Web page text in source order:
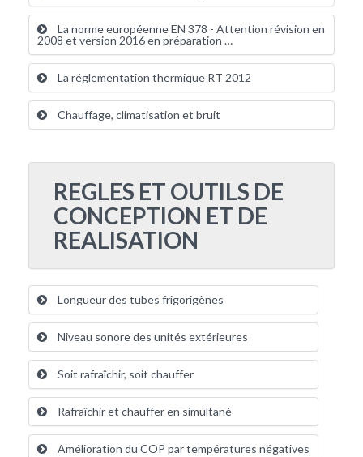
La norme européenne EN 378 - Attention révision en
2008 et version 2016 en préparation …
La réglementation thermique RT 2012
Chauffage, climatisation et bruit
REGLES ET OUTILS DE
CONCEPTION ET DE
REALISATION
Longueur des tubes frigorigènes
Niveau sonore des unités extérieures
Soit rafraîchir, soit chauffer
Rafraîchir et chauffer en simultané
Amélioration du COP par températures négatives